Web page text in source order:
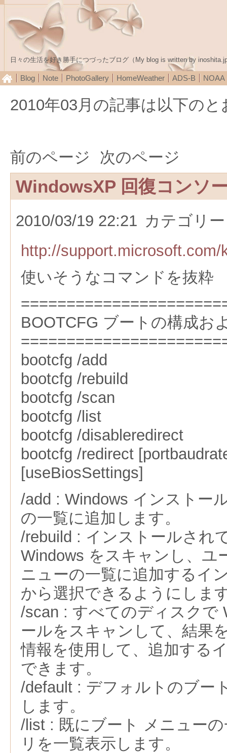
日々の生活を好き勝手につづったブログ（My blog is written by
Blog Note PhotoGallery HomeWeather ADS-B NOAA
2010年03月の記事は以下の
前のページ 次のページ
WindowsXP 回復コンソ
2010/03/19 22:21 カテゴリ
http://support.microsoft.com/
使いそうなコマンドを抜粋
BOOTCFG ブートの構成お
bootcfg /add
bootcfg /rebuild
bootcfg /scan
bootcfg /list
bootcfg /disableredirect
bootcfg /redirect
[useBiosSettings]
/add : Windows インストー
の一覧に追加します。
/rebuild : インストールされ
Windows をスキャンし、ユ
ニューの一覧に追加するイ
から選択できるようにしま
/scan : すべてのディスクで
ールをスキャンして、結果
情報を使用して、追加する
できます。
/default : デフォルトのブー
します。
/list : 既にブート メニュー
リを一覧表示します。